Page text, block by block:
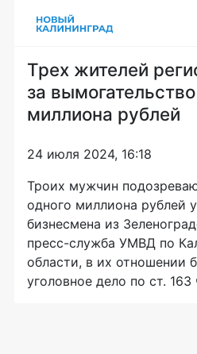
Трех жителей
за
миллиона рублей
24 июля 2024, 16:18
Троих мужчин
одного миллиона рублей
бизнесмена из
пресс-служба УМВД по
области, в их отношении
уголовное дело по ст. 163